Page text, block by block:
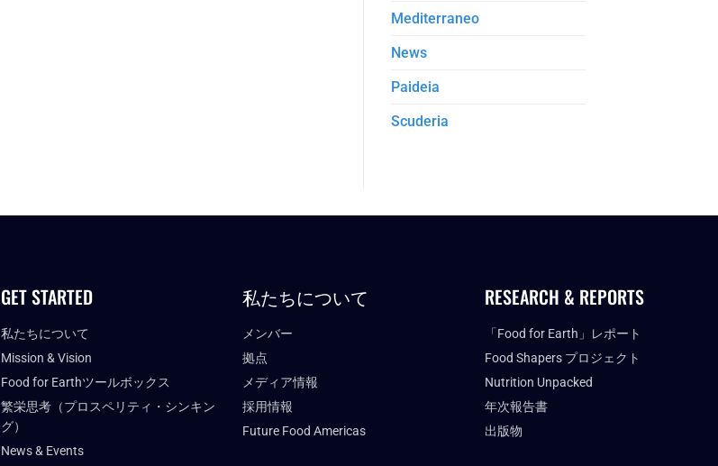
Mediterraneo
News
Paideia
Scuderia
GET STARTED
私たちについて
Mission & Vision
Food for Earthツールボックス
繁栄思考（プロスペリティ・シンキン
グ）
News & Events
私たちについて
メンバー
拠点
メディア情報
採用情報
Future Food Americas
RESEARCH & REPORTS
「Food for Earth」レポート
Food Shapers プロジェクト
Nutrition Unpacked
年次報告書
出版物